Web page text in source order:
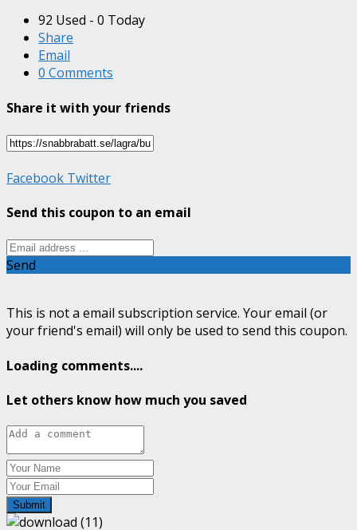
92 Used - 0 Today
Share
Email
0 Comments
Share it with your friends
Facebook Twitter
Send this coupon to an email
Send
This is not a email subscription service. Your email (or
your friend's email) will only be used to send this coupon.
Loading comments....
Let others know how much you saved
Submit